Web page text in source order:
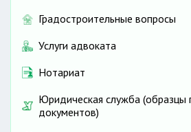
Градостроительные вопросы
Услуги адвоката
Нотариат
Юридическая служба (образцы
документов)